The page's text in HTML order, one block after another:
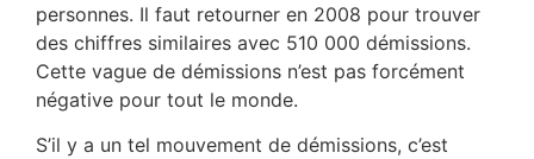
personnes. Il faut retourner en 2008 pour trouver
des chiffres similaires avec 510 000 démissions.
Cette vague de démissions n’est pas forcément
négative pour tout le monde.
S’il y a un tel mouvement de démissions, c’est